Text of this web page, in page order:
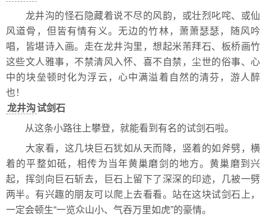
龙井沟的怪石隐藏着说不尽的风韵，或壮烈叱咤、或仙
风道骨，但皆有情有义。无边的竹林，萧萧瑟瑟，随风吟
唱，皆堪诗入画。走在龙井沟里，想起米芾拜石、板桥画竹
这些文人雅事，不禁清风入怀、喜不自禁，尘世的俗事、心
中的块垒顿时化为浮云，心中满溢着自然的清芬，游人醉
也！
龙井沟试剑石
从这条小路往上攀登，就能看到有名的试剑石啦。
大家看，这几块巨石犹如从天而降，竖着的如斧劈，横
着的平整如砥，相传为当年黄巢磨剑的地方。黄巢磨到兴
起，挥剑向巨石斩去，巨石上留下了深深的印迹，几被一劈
两半。有兴趣的朋友可以爬上去看看。站在这块试剑石上，
一定会顿生“一览众山小、气吞万里如虎”的豪情。